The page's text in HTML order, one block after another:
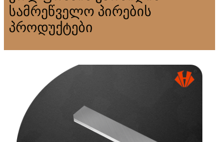
სამრეწველო პირების
პროდუქტები